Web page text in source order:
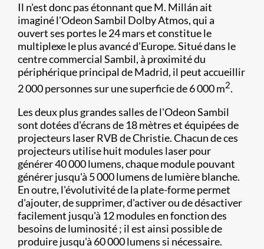
Il n'est donc pas étonnant que M. Millán ait
imaginé l'Odeon Sambil Dolby Atmos, qui a
ouvert ses portes le 24 mars et constitue le
multiplexe le plus avancé d'Europe. Situé dans le
centre commercial Sambil, à proximité du
périphérique principal de Madrid, il peut accueillir
2 000 personnes sur une superficie de 6 000 m2.
Les deux plus grandes salles de l'Odeon Sambil
sont dotées d'écrans de 18 mètres et équipées de
projecteurs laser RVB de Christie. Chacun de ces
projecteurs utilise huit modules laser pour
générer 40 000 lumens, chaque module pouvant
générer jusqu'à 5 000 lumens de lumière blanche.
En outre, l'évolutivité de la plate-forme permet
d'ajouter, de supprimer, d'activer ou de désactiver
facilement jusqu'à 12 modules en fonction des
besoins de luminosité ; il est ainsi possible de
produire jusqu'à 60 000 lumens si nécessaire.